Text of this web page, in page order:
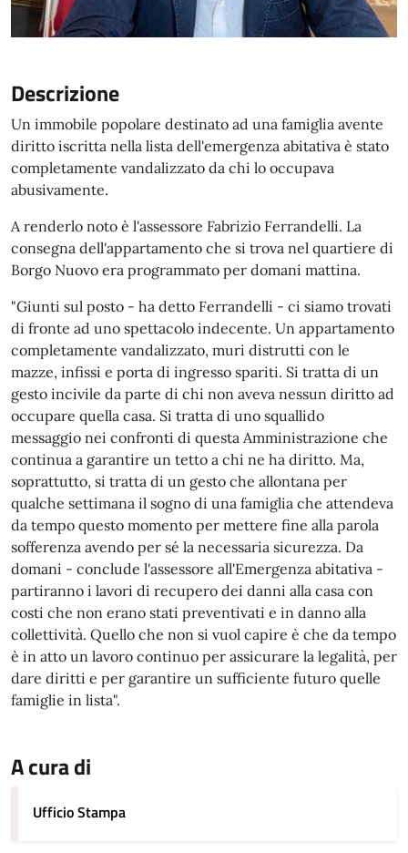
Descrizione
Un immobile popolare destinato ad una famiglia avente
diritto iscritta nella lista dell'emergenza abitativa è stato
completamente vandalizzato da chi lo occupava
abusivamente.
A renderlo noto è l'assessore Fabrizio Ferrandelli. La
consegna dell'appartamento che si trova nel quartiere di
Borgo Nuovo era programmato per domani mattina.
"Giunti sul posto - ha detto Ferrandelli - ci siamo trovati
di fronte ad uno spettacolo indecente. Un appartamento
completamente vandalizzato, muri distrutti con le
mazze, infissi e porta di ingresso spariti. Si tratta di un
gesto incivile da parte di chi non aveva nessun diritto ad
occupare quella casa. Si tratta di uno squallido
messaggio nei confronti di questa Amministrazione che
continua a garantire un tetto a chi ne ha diritto. Ma,
soprattutto, si tratta di un gesto che allontana per
qualche settimana il sogno di una famiglia che attendeva
da tempo questo momento per mettere fine alla parola
sofferenza avendo per sé la necessaria sicurezza. Da
domani - conclude l'assessore all'Emergenza abitativa -
partiranno i lavori di recupero dei danni alla casa con
costi che non erano stati preventivati e in danno alla
collettività. Quello che non si vuol capire è che da tempo
è in atto un lavoro continuo per assicurare la legalità, per
dare diritti e per garantire un sufficiente futuro quelle
famiglie in lista".
A cura di
Ufficio Stampa